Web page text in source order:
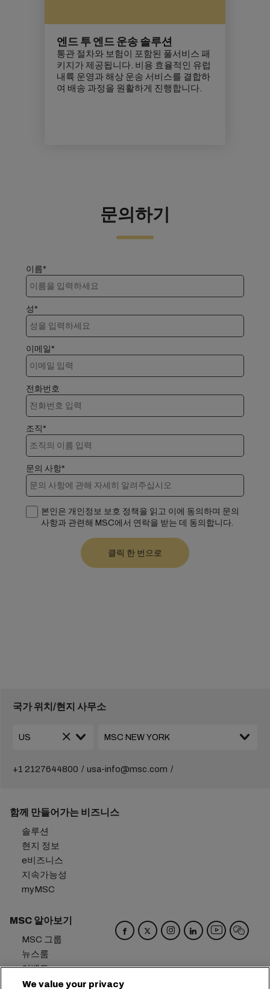
엔드 투 엔드 운송 솔루션
통관 절차와 보험이 포함된 풀서비스 패
키지가 제공됩니다. 비용 효율적인 유럽
내륙 운영과 해상 운송 서비스를 결합하
여 배송 과정을 원활하게 진행합니다.
문의하기
이름*
성*
이메일*
전화번호
조직*
문의 사항*
본인은 개인정보 보호 정책을 읽고 이에 동의하며 문의
사항과 관련해 MSC에서 연락을 받는 데 동의합니다.
국가 위치/현지 사무소
+1 2127644800 usa-info@msc.com
함께 만들어가는 비즈니스
솔루션
현지 정보
e비즈니스
지속가능성
myMSC
MSC 알아보기
MSC 그룹
뉴스룸
이벤트
블로그
We value your privacy